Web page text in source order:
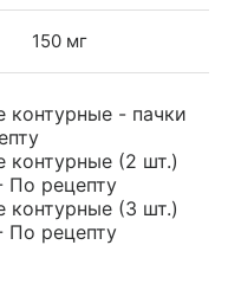
150 мг
контурные - пачки
контурные (2 шт.)
По рецепту
контурные (3 шт.)
По рецепту